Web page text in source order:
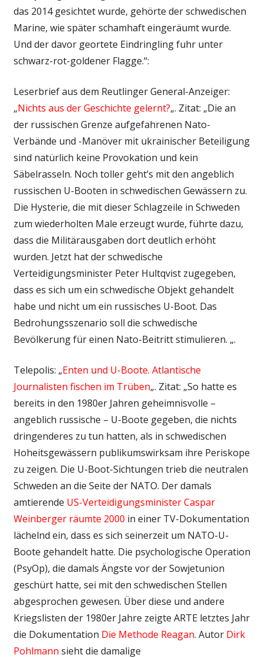
das 2014 gesichtet wurde, gehörte der schwedischen
Marine, wie später schamhaft eingeräumt wurde.
Und der davor geortete Eindringling fuhr unter
schwarz-rot-goldener Flagge.“:
Leserbrief aus dem Reutlinger General-Anzeiger:
„Nichts aus der Geschichte gelernt?„. Zitat: „Die an
der russischen Grenze aufgefahrenen Nato-
Verbände und -Manöver mit ukrainischer Beteiligung
sind natürlich keine Provokation und kein
Säbelrasseln. Noch toller geht’s mit den angeblich
russischen U-Booten in schwedischen Gewässern zu.
Die Hysterie, die mit dieser Schlagzeile in Schweden
zum wiederholten Male erzeugt wurde, führte dazu,
dass die Militärausgaben dort deutlich erhöht
wurden. Jetzt hat der schwedische
Verteidigungsminister Peter Hultqvist zugegeben,
dass es sich um ein schwedische Objekt gehandelt
habe und nicht um ein russisches U-Boot. Das
Bedrohungsszenario soll die schwedische
Bevölkerung für einen Nato-Beitritt stimulieren. „.
Telepolis: „Enten und U-Boote. Atlantische
Journalisten fischen im Trüben„. Zitat: „So hatte es
bereits in den 1980er Jahren geheimnisvolle –
angeblich russische – U-Boote gegeben, die nichts
dringenderes zu tun hatten, als in schwedischen
Hoheitsgewässern publikumswirksam ihre Periskope
zu zeigen. Die U-Boot-Sichtungen trieb die neutralen
Schweden an die Seite der NATO. Der damals
amtierende US-Verteidigungsminister Caspar
Weinberger räumte 2000 in einer TV-Dokumentation
lächelnd ein, dass es sich seinerzeit um NATO-U-
Boote gehandelt hatte. Die psychologische Operation
(PsyOp), die damals Ängste vor der Sowjetunion
geschürt hatte, sei mit den schwedischen Stellen
abgesprochen gewesen. Über diese und andere
Kriegslisten der 1980er Jahre zeigte ARTE letztes Jahr
die Dokumentation Die Methode Reagan. Autor Dirk
Pohlmann sieht die damalige